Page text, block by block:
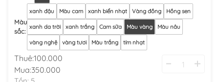
Màu
sắc:
xanh đậu Màu cam xanh biển nhạt Vàng đồng Hồng sen
xanh da trời xanh trắng Cam sữa Màu vàng Màu nâu
vàng nghệ vàng tươi Màu trắng tím nhạt
Thuê:100.000
Mua:350.000